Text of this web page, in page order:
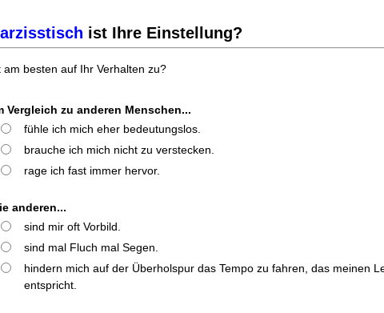
ist Ihre Einstellung?
am besten auf Ihr Verhalten zu?
Vergleich zu anderen Menschen...
fühle ich mich eher bedeutungslos.
brauche ich mich nicht zu verstecken.
rage ich fast immer hervor.
anderen...
sind mir oft Vorbild.
sind mal Fluch mal Segen.
hindern mich auf der Überholspur das Tempo zu fahren, das meinen
entspricht.